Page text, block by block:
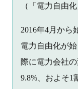
（「電力自由
2016年4月から
電力自由化が
際に電力会社
9.8%、およそ1